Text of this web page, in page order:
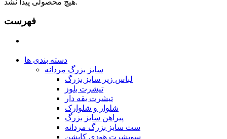
فهرست
دسته بندی ها
سایز بزرگ مردانه
لباس زیر سایز بزرگ
تیشرت بلوز
تیشرت یقه دار
شلوار و شلوارک
پیراهن سایز بزرگ
ست سایز بزرگ مردانه
سویشرت هودی کاپشن